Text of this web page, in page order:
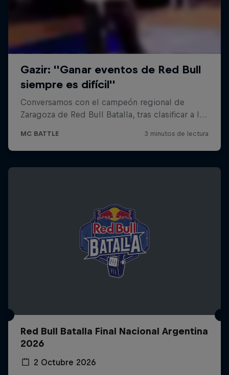
Red Bull Batalla Final Nacional Argentina
2026
2 Octubre 2026